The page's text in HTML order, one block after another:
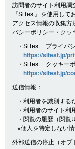
訪問者のサイト利用
『SiTest』を使用して
アクセス情報の収集
バシーポリシー・クッ
・SiTest プライバ
https://sitest.jp/
・SiTest クッキー
https://sitest.jp/
送信情報：
・利用者を識別する
・利用者のサイト利
・閲覧の履歴（閲覧
※個人を特定しない
外部送信の停止（オプ